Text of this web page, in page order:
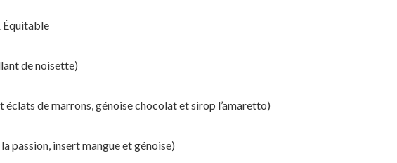
Équitable
de noisette)
de marrons, génoise chocolat et sirop l’amaretto)
passion, insert mangue et génoise)